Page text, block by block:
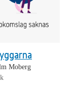
Moberg